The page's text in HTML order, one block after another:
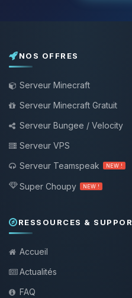
NOS OFFRES
Serveur Minecraft
Serveur Minecraft Gratuit
Serveur Bungee / Velocity
Serveur VPS
Serveur Teamspeak
NEW !
Super Choupy NEW !
RESSOURCES &
Accueil
Actualités
FAQ